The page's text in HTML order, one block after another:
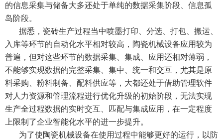
的信息采集与储备大多还处于单纯的数据采集阶段、信息孤
岛阶段。
据悉，瓷砖生产过程当中喷墨打印、分选、打包、搬运、
入库等环节的自动化水平相对较高，陶瓷机械设备应用较为
普遍，但对这些环节的数据采集、集成、应用还相对薄弱，
不能够实现数据的完整采集、集中、统一和交互，尤其是原
料采购、粉料制备、配料供应等，大都还处于借助管理软件
对人力资源和管理流程进行优化升级的初始阶段，无法实现
生产全过程数据的实时交互、匹配与集成应用，在一定程度
上限制了企业智能化水平的进一步提升。
为了使陶瓷机械设备在使用过程中能够更好的运行，以防